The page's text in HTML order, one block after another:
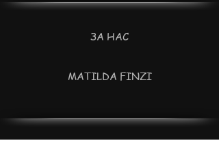
ЗА НАС
MATILDA FINZI